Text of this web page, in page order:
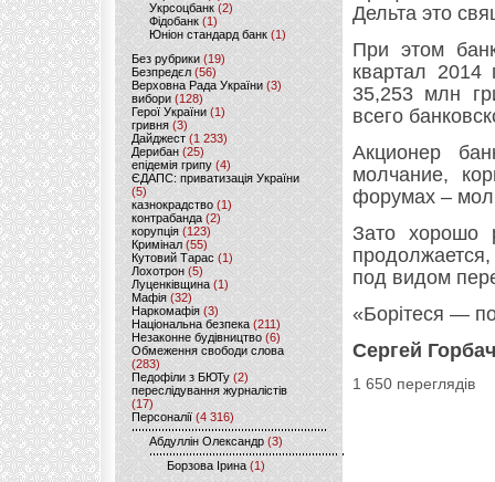
Укрсоцбанк (2)
Фідобанк (1)
Юніон стандард банк(1)
Без рубрики (19)
Безпредєл(56)
Верховна Рада України (3)
вибори(128)
Герої України(1)
гривня (3)
Дайджест (1 233)
Дерибан (25)
епідемія грипу (4)
ЄДАПС: приватизація України
(5)
казнокрадство (1)
контрабанда (2)
корупція (123)
Кримінал (55)
Кутовий Тарас (1)
Лохотрон(5)
Луценківщина (1)
Мафія (32)
Наркомафія (3)
Національна безпека (211)
Незаконне будівництво(6)
Обмеження свободи слова
(283)
Педофіли з БЮТу (2)
переслідування журналістів
(17)
Персоналії (4 316)
Абдуллін Олександр (3)
Борзова Ірина(1)
Дельта это
При этом
квартал 2014
35,253 млн
всего
Акционер
молчание,
форумах –
Зато хорошо
под видом
«Борітеся —
Сергей
1 650 переглядів